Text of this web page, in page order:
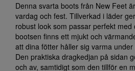
Denna svarta boots från New Feet
vardag och fest. Tillverkad i läder
robust look som passar perfekt med
bootsen finns ett mjukt och
att dina fötter håller sig varma under
Den praktiska dragkedjan på sidan
och av, samtidigt som den tillför en